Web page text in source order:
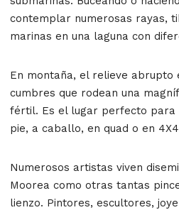
contemplar numerosas rayas,
marinas en una laguna con
En montaña, el relieve abrupto
cumbres que rodean una
fértil. Es el lugar perfecto para
pie, a caballo, en quad o en
Numerosos artistas viven
Moorea como otras tantas
lienzo. Pintores, escultores,